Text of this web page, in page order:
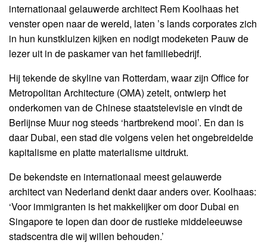
internationaal gelauwerde architect Rem Koolhaas het
venster open naar de wereld, laten ’s lands corporates zich
in hun kunstkluizen kijken en nodigt modeketen Pauw de
lezer uit in de paskamer van het familiebedrijf.
Hij tekende de skyline van Rotterdam, waar zijn Office for
Metropolitan Architecture (OMA) zetelt, ontwierp het
onderkomen van de Chinese staatstelevisie en vindt de
Berlijnse Muur nog steeds ‘hartbrekend mooi’. En dan is
daar Dubai, een stad die volgens velen het ongebreidelde
kapitalisme en platte materialisme uitdrukt.
De bekendste en internationaal meest gelauwerde
architect van Nederland denkt daar anders over. Koolhaas:
‘Voor immigranten is het makkelijker om door Dubai en
Singapore te lopen dan door de rustieke middeleeuwse
stadscentra die wij willen behouden.’